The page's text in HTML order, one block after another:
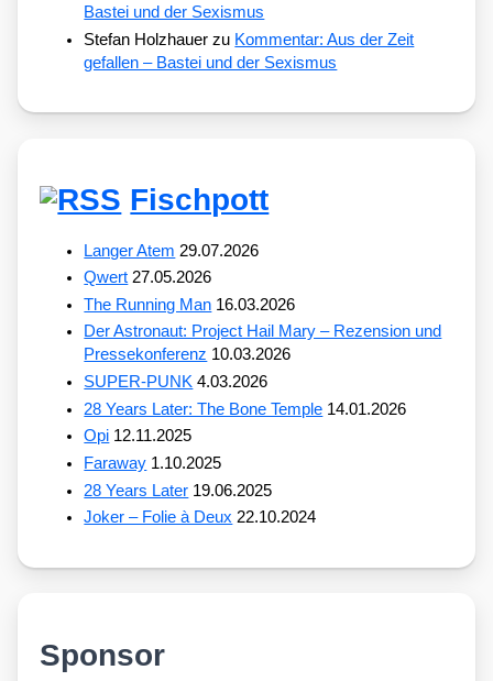
Bastei und der Sexismus
Stefan Holzhauer zu Kommentar: Aus der Zeit
gefallen – Bastei und der Sexismus
Fischpott
Langer Atem 29.07.2026
Qwert 27.05.2026
The Running Man 16.03.2026
Der Astronaut: Project Hail Mary – Rezension und
Pressekonferenz 10.03.2026
SUPER-PUNK 4.03.2026
28 Years Later: The Bone Temple 14.01.2026
Opi 12.11.2025
Faraway 1.10.2025
28 Years Later 19.06.2025
Joker – Folie à Deux 22.10.2024
Sponsor